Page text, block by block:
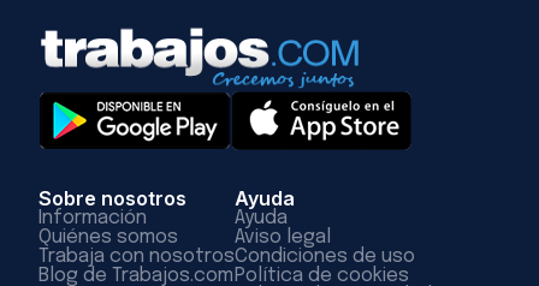
Sobre nosotros
Información
Quiénes somos
Trabaja con nosotros
Blog de Trabajos.com
Ayuda
Ayuda
Aviso legal
Condiciones de uso
Política de cookies